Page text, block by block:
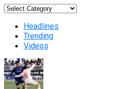
Categories
Headlines
Trending
Videos